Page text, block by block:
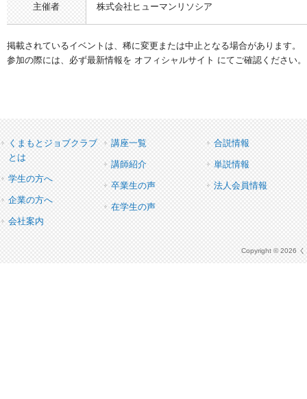
主催者 株式会社ヒューマンリソシア
掲載されているイベントは、稀に変更または中止となる場合があります。
参加の際には、必ず最新情報を オフィシャルサイト にてご確認ください。
くまもとジョブクラブ
とは
学生の方へ
企業の方へ
会社案内
講座一覧
講師紹介
卒業生の声
在学生の声
合説情報
単説情報
法人会員情報
Copyright © 2026 く